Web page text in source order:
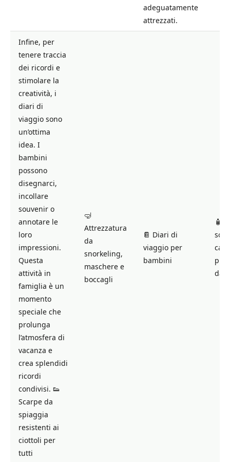
adeguatamente
attrezzati.
Infine, per
tenere traccia
dei ricordi e
stimolare la
creatività, i
diari di
viaggio sono
un’ottima
idea. I
bambini
possono
disegnarci,
incollare
souvenir o
annotare le
loro
impressioni.
Questa
attività in
famiglia è un
momento
speciale che
prolunga
l’atmosfera di
vacanza e
crea splendidi
ricordi
condivisi. 👟
Scarpe da
spiaggia
resistenti ai
ciottoli per
tutti
🤿
Attrezzatura
da
snorkeling,
maschere e
boccagli
📔 Diari di
viaggio per
bambini
🧴
dal